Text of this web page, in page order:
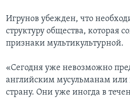
Игрунов убежден, что
структуру общества, которая
признаки мультикультурной.
«Сегодня уже невозможно
английским мусульманам или
страну. Они уже иногда в